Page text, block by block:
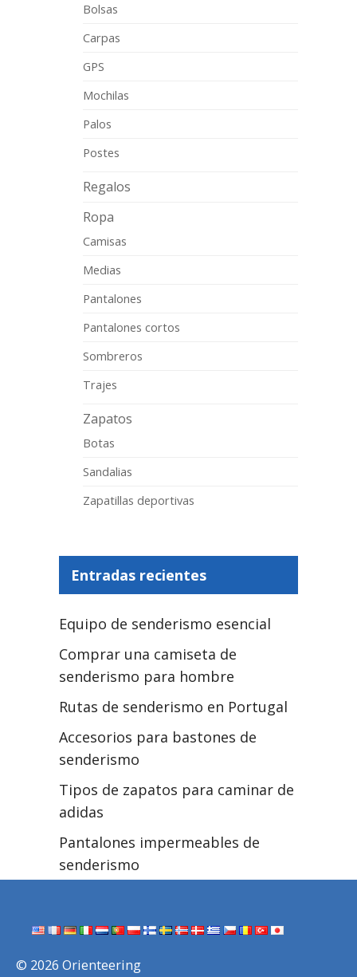
Bolsas
Carpas
GPS
Mochilas
Palos
Postes
Regalos
Ropa
Camisas
Medias
Pantalones
Pantalones cortos
Sombreros
Trajes
Zapatos
Botas
Sandalias
Zapatillas deportivas
Entradas recientes
Equipo de senderismo esencial
Comprar una camiseta de
senderismo para hombre
Rutas de senderismo en Portugal
Accesorios para bastones de
senderismo
Tipos de zapatos para caminar de
adidas
Pantalones impermeables de
senderismo
© 2026 Orienteering